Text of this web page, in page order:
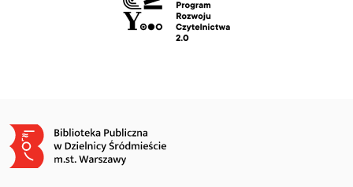
Obraz